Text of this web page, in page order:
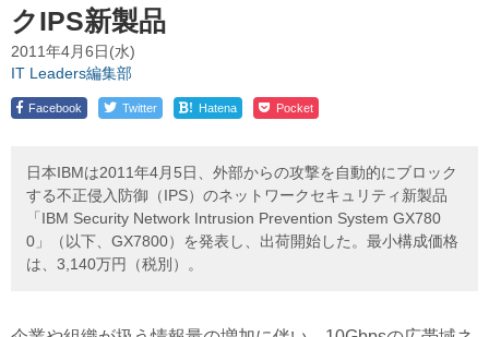
クIPS新製品
2011年4月6日(水)
IT Leaders編集部
Facebook Twitter ! Hatena Pocket
日本IBMは2011年4月5日、外部からの攻撃を自動的にブロック
する不正侵入防御（IPS）のネットワークセキュリティ新製品
「IBM Security Network Intrusion Prevention System GX780
0」（以下、GX7800）を発表し、出荷開始した。最小構成価格
は、3,140万円（税別）。